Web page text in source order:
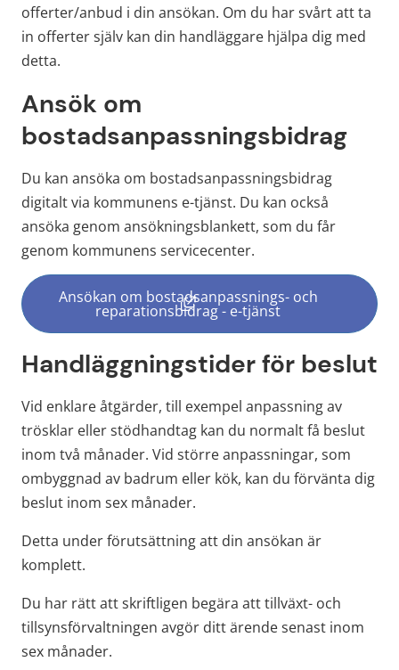
offerter/anbud i din ansökan. Om du har svårt att ta
in offerter själv kan din handläggare hjälpa dig med
detta.
Ansök om
bostadsanpassningsbidrag
Du kan ansöka om bostadsanpassningsbidrag
digitalt via kommunens e-tjänst. Du kan också
ansöka genom ansökningsblankett, som du får
genom kommunens servicecenter.
Ansökan om bostadsanpassnings- och
reparationsbidrag - e-tjänst
(länk till annan webbplats,
Handläggningstider för beslut
Vid enklare åtgärder, till exempel anpassning av
trösklar eller stödhandtag kan du normalt få beslut
inom två månader. Vid större anpassningar, som
ombyggnad av badrum eller kök, kan du förvänta dig
beslut inom sex månader.
Detta under förutsättning att din ansökan är
komplett.
Du har rätt att skriftligen begära att tillväxt- och
tillsynsförvaltningen avgör ditt ärende senast inom
sex månader.